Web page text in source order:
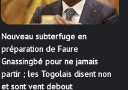
Nouveau subterfuge en
préparation de Faure
Gnassingbé pour ne jamais
partir ; les Togolais disent non
et sont vent debout